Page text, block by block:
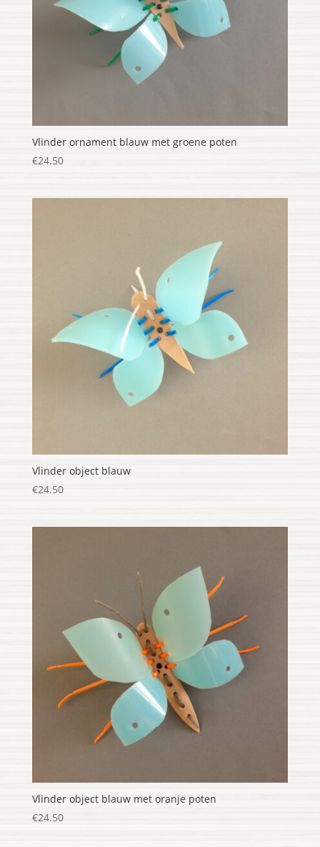
Vlinder ornament blauw met groene poten
€24.50
Vlinder object blauw
€24.50
Vlinder object blauw met oranje poten
€24.50